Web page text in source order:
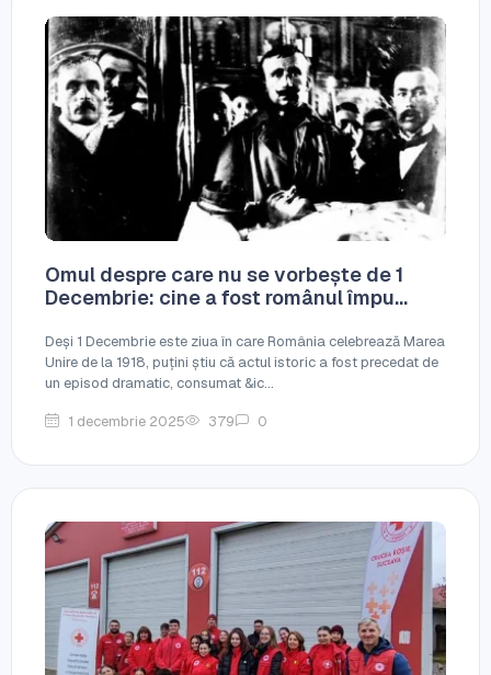
Omul despre care nu se vorbește de 1
Decembrie: cine a fost românul împu...
Deși 1 Decembrie este ziua în care România celebrează Marea
Unire de la 1918, puțini știu că actul istoric a fost precedat de
un episod dramatic, consumat &ic...
1 decembrie 2025 379 0